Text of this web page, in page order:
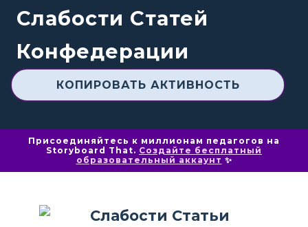
Слабости Статей
Конфедерации
КОПИРОВАТЬ АКТИВНОСТЬ
Присоединяйтесь к миллионам педагогов на
Storyboard That. Создайте бесплатный
образовательный аккаунт ✨